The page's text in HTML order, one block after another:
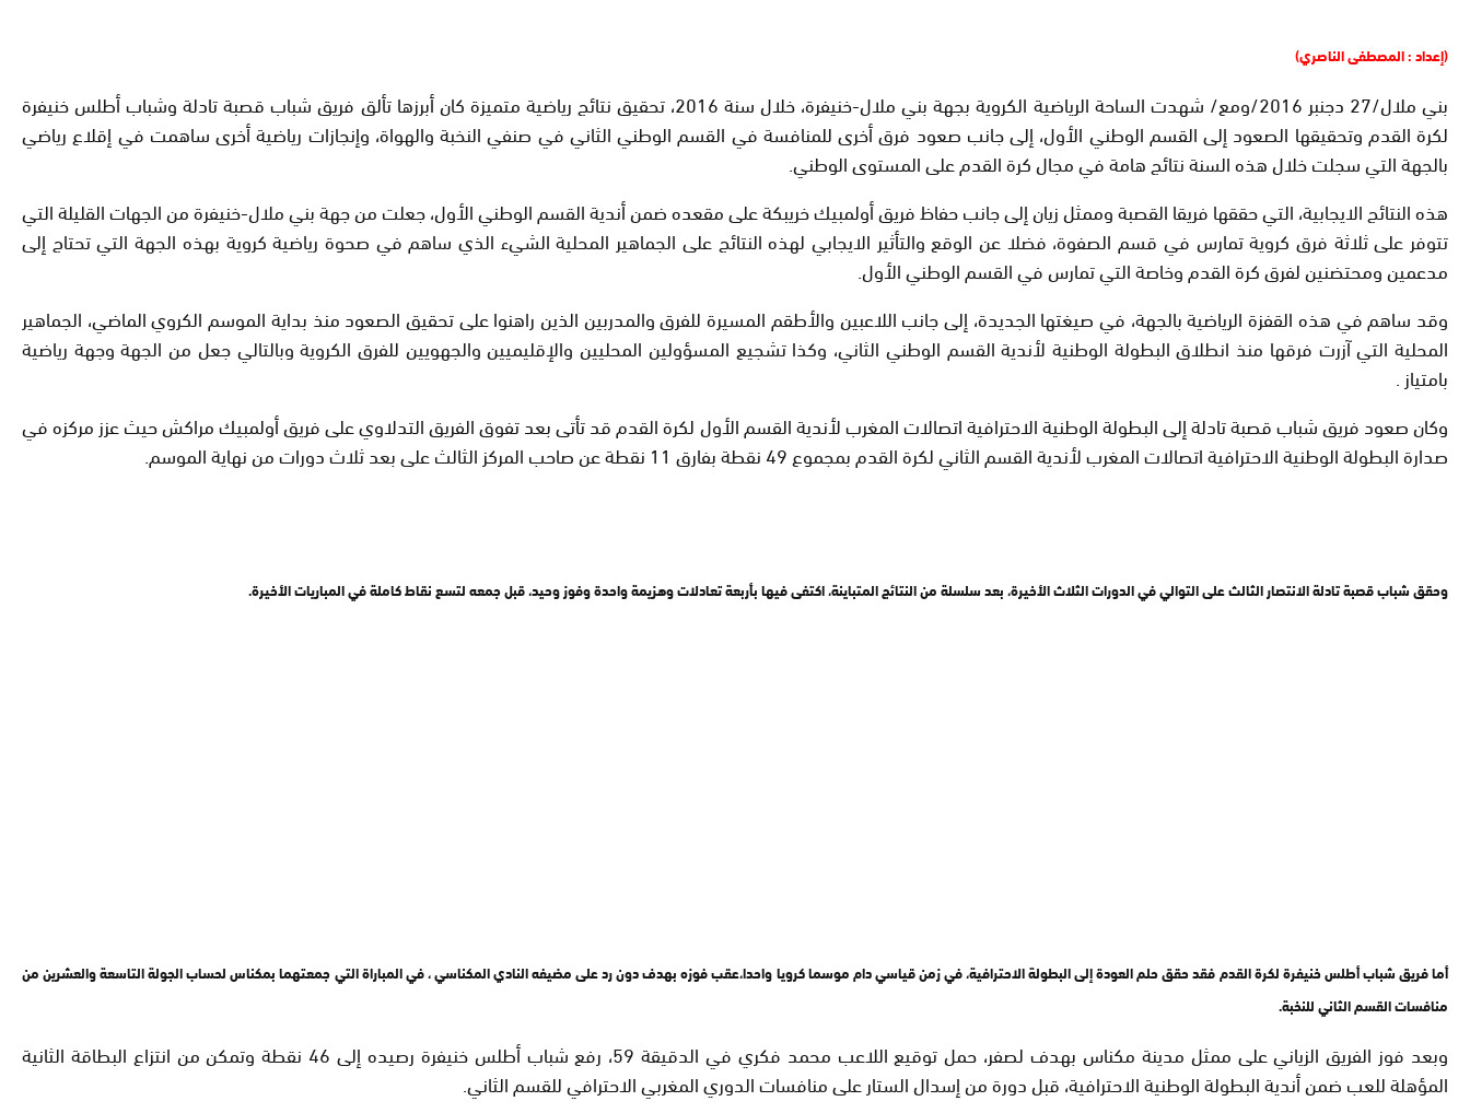
(إعداد : المصطفى الناصري)
بني ملال/27 دجنبر 2016/ومع/ شهدت الساحة الرياضية الكروية بجهة بني ملال-خنيفرة، خلال سنة 2016، تحقيق نتائج رياضية متميزة كان أبرزها تألق فريق شباب قصبة تادلة وشباب أطلس خنيفرة
لكرة القدم وتحقيقها الصعود إلى القسم الوطني الأول، إلى جانب صعود فرق أخرى للمنافسة في القسم الوطني الثاني في صنفي النخبة والهواة، وإنجازات رياضية أخرى ساهمت في إقلاع رياضي
بالجهة التي سجلت خلال هذه السنة نتائج هامة في مجال كرة القدم على المستوى الوطني.
هذه النتائج الايجابية، التي حققها فريقا القصبة وممثل زيان إلى جانب حفاظ فريق أولمبيك خريبكة على مقعده ضمن أندية القسم الوطني الأول، جعلت من جهة بني ملال-خنيفرة من الجهات القليلة التي
تتوفر على ثلاثة فرق كروية تمارس في قسم الصفوة، فضلا عن الوقع والتأثير الايجابي لهذه النتائج على الجماهير المحلية الشيء الذي ساهم في صحوة رياضية كروية بهذه الجهة التي تحتاج إلى
مدعمين ومحتضنين لفرق كرة القدم وخاصة التي تمارس في القسم الوطني الأول.
وقد ساهم في هذه القفزة الرياضية بالجهة، في صيغتها الجديدة، إلى جانب اللاعبين والأطقم المسيرة للفرق والمدربين الذين راهنوا على تحقيق الصعود منذ بداية الموسم الكروي الماضي، الجماهير
المحلية التي آزرت فرقها منذ انطلاق البطولة الوطنية لأندية القسم الوطني الثاني، وكذا تشجيع المسؤولين المحليين والإقليميين والجهويين للفرق الكروية وبالتالي جعل من الجهة وجهة رياضية
بامتياز .
وكان صعود فريق شباب قصبة تادلة إلى البطولة الوطنية الاحترافية اتصالات المغرب لأندية القسم الأول لكرة القدم قد تأتى بعد تفوق الفريق التدلاوي على فريق أولمبيك مراكش حيث عزز مركزه في
صدارة البطولة الوطنية الاحترافية اتصالات المغرب لأندية القسم الثاني لكرة القدم بمجموع 49 نقطة بفارق 11 نقطة عن صاحب المركز الثالث على بعد ثلاث دورات من نهاية الموسم.
وحقق شباب قصبة تادلة الانتصار الثالث على التوالي في الدورات الثلاث الأخيرة، بعد سلسلة من النتائج المتباينة، اكتفى فيها بأربعة تعادلات وهزيمة واحدة وفوز وحيد، قبل جمعه لتسع نقاط كاملة في المباريات الأخيرة.
أما فريق شباب أطلس خنيفرة لكرة القدم فقد حقق حلم العودة إلى البطولة الاحترافية، في زمن قياسي دام موسما كرويا واحدا،عقب فوزه بهدف دون رد على مضيفه النادي المكناسي ، في المباراة التي جمعتهما بمكناس لحساب الجولة التاسعة والعشرين من
منافسات القسم الثاني للنخبة.
وبعد فوز الفريق الزياني على ممثل مدينة مكناس بهدف لصفر، حمل توقيع اللاعب محمد فكري في الدقيقة 59، رفع شباب أطلس خنيفرة رصيده إلى 46 نقطة وتمكن من انتزاع البطاقة الثانية
المؤهلة للعب ضمن أندية البطولة الوطنية الاحترافية، قبل دورة من إسدال الستار على منافسات الدوري المغربي الاحترافي للقسم الثاني.